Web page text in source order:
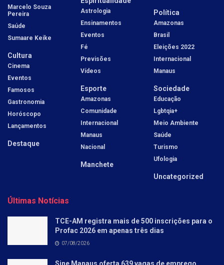
Colunas
Alberto Jorge
Empreendedorismo
Pereira
Saúde
Sumaare Keike
Cinema
Lançamentos
Economia
Dinheiro
Empregos
Negócios
Tecnologia
Astrologia
Ensinamentos
Eventos
Fé
Previsões
Vídeos
Esporte
Nacional
Manchete
Notícias
Amazonas
Brasil
Cidades
Manaus
Mundo
Política
Amazonas
Brasil
Eleições 2022
Internacional
Manaus
Educação
Turismo